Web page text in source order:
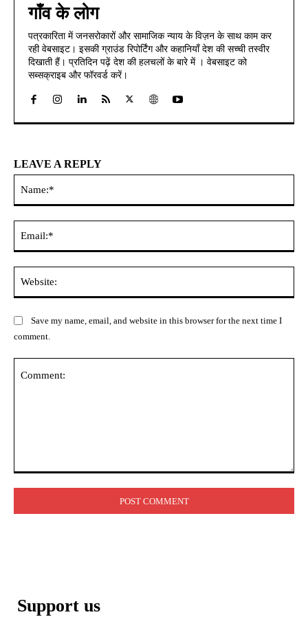
गाँव के लोग
पत्रकारिता में जनसरोकारों और सामाजिक न्याय के विज़न के साथ काम कर
रही वेबसाइट। इसकी ग्राउंड रिपोर्टिंग और कहानियाँ देश की सच्ची तस्वीर
दिखाती हैं। प्रतिदिन पढ़ें देश की हलचलों के बारे में । वेबसाइट को
सब्सक्राइब और फॉरवर्ड करें।
LEAVE A REPLY
Save my name, email, and website in this browser for the next time I
comment.
Support us